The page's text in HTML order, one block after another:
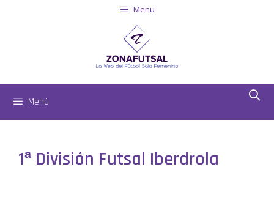
Menu
Menú
1ª División Futsal Iberdrola